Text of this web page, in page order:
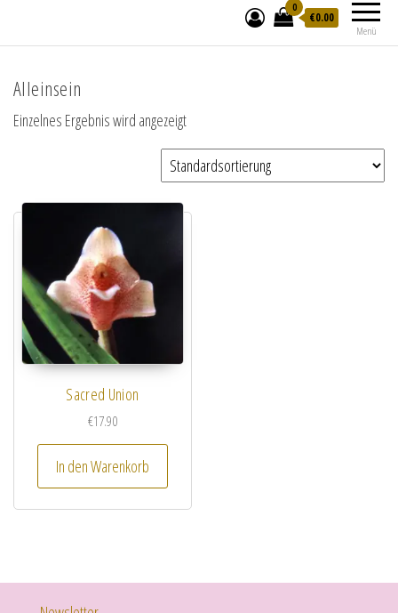
Menü
0
€0.00
Alleinsein
Einzelnes Ergebnis wird angezeigt
Sacred Union
€17.90
In den Warenkorb